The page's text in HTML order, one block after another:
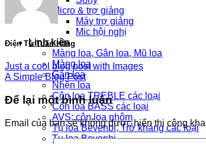
Micro & trợ giảng
Máy trợ giảng
Mic hội nghị
Linh kiện
Màng loa, Gân loa, Mũ loa
Màng loa
Gân loa
Nhện loa
Côn loa TREBLE các loại
Côn loa BASS các loại
AVS: côn loa nhôm
Tụ loa Bevenbi, Trở kháng các loại
Tụ loa Bevenbi
Điện Tử Tuấn Hằng
Just a cool blog post with Images
A Simple Blog Post
Để lại một bình luận
Email của bạn sẽ không được hiển thị công